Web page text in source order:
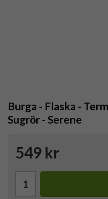
Burga - Flaska -
Sugrör - Serene
549 kr